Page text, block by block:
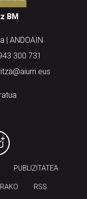
BM
| ANDOAIN
300 731
PUBLIZITATEA
RSS